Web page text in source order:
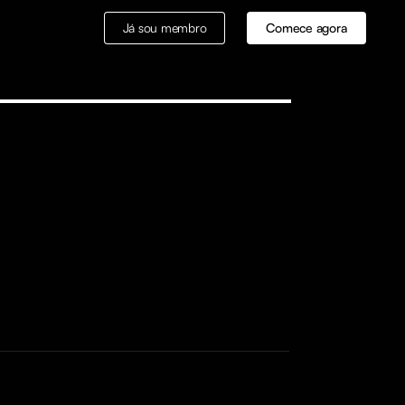
Já sou membro Comece agora